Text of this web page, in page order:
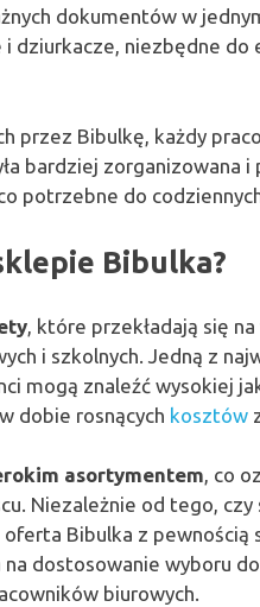
dokumentów w
i dziurkacze, niezbędne
przez Bibulkę, każdy
bardziej zorganizowana
potrzebne do
Bibulka?
, które przekładają się
i szkolnych. Jedną z
mogą znaleźć wysokiej
dobie rosnących kosztów
asortymentem, co
Niezależnie od tego, czy
Bibulka z pewnością
dostosowanie wyboru
biurowych.